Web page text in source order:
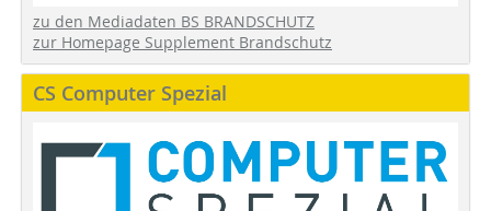
zu den Mediadaten BS BRANDSCHUTZ
zur Homepage Supplement Brandschutz
CS Computer Spezial